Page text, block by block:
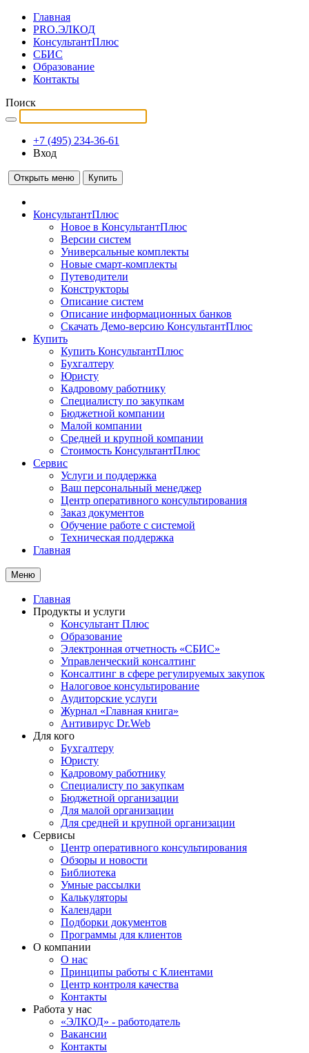
Главная
PRO.ЭЛКОД
КонсультантПлюс
СБИС
Образование
Контакты
Поиск
+7 (495) 234-36-61
Вход
Открыть меню Купить
КонсультантПлюс
Новое в КонсультантПлюс
Версии систем
Универсальные комплекты
Новые смарт-комплекты
Путеводители
Конструкторы
Описание систем
Описание информационных банков
Скачать Демо-версию КонсультантПлюс
Купить
Купить КонсультантПлюс
Бухгалтеру
Юристу
Кадровому работнику
Специалисту по закупкам
Бюджетной компании
Малой компании
Средней и крупной компании
Стоимость КонсультантПлюс
Сервис
Услуги и поддержка
Ваш персональный менеджер
Центр оперативного консультирования
Заказ документов
Обучение работе с системой
Техническая поддержка
Главная
Меню
Главная
Продукты и услуги
Консультант Плюс
Образование
Электронная отчетность «СБИС»
Управленческий консалтинг
Консалтинг в сфере регулируемых закупок
Налоговое консультирование
Аудиторские услуги
Журнал «Главная книга»
Антивирус Dr.Web
Для кого
Бухгалтеру
Юристу
Кадровому работнику
Специалисту по закупкам
Бюджетной организации
Для малой организации
Для средней и крупной организации
Сервисы
Центр оперативного консультирования
Обзоры и новости
Библиотека
Умные рассылки
Калькуляторы
Календари
Подборки документов
Программы для клиентов
О компании
О нас
Принципы работы с Клиентами
Центр контроля качества
Контакты
Работа у нас
«ЭЛКОД» - работодатель
Вакансии
Контакты